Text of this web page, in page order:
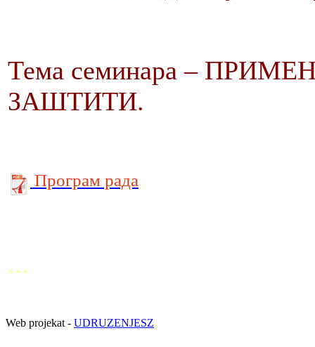
Тема семинара –
ЗАШТИТИ.
Програм рада
...
Web projekat - UDRUZENJESZ